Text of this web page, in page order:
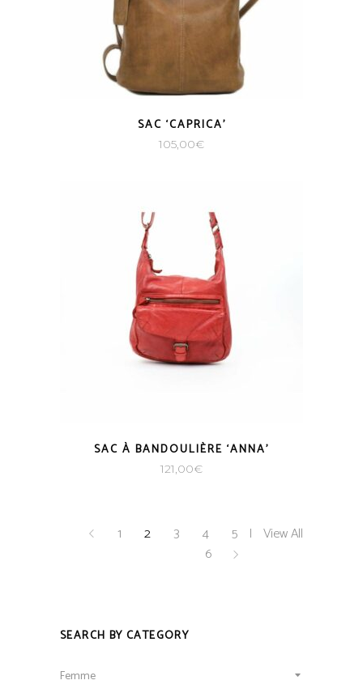
SAC ‘CAPRICA’
105,00€
SAC À BANDOULIÈRE ‘ANNA’
121,00€
1 2 3 4
5
6
View All
SEARCH BY CATEGORY
Femme